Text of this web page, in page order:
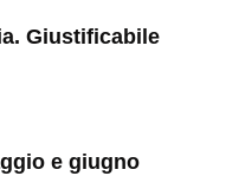
Giustificabile
e giugno